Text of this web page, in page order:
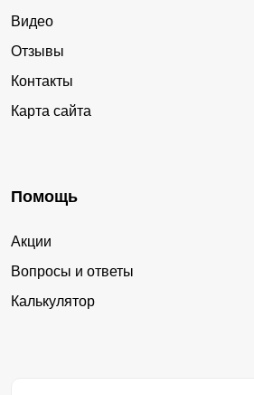
Видео
Отзывы
Контакты
Карта сайта
Помощь
Акции
Вопросы и ответы
Калькулятор